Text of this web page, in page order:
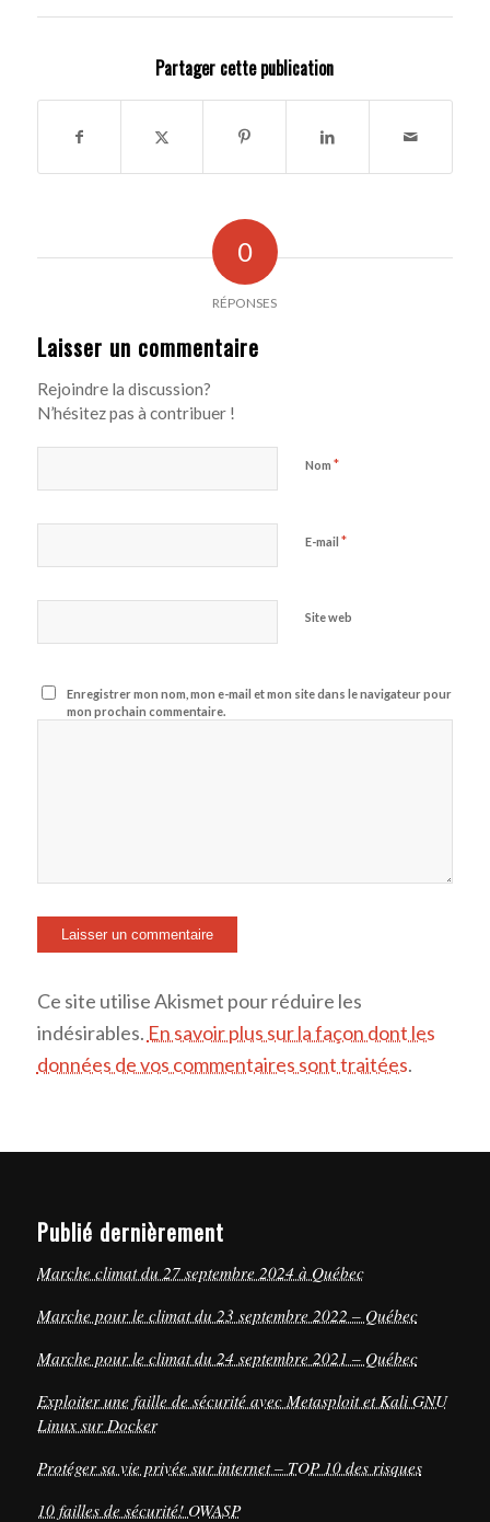
Partager cette publication
0
RÉPONSES
Laisser un commentaire
Rejoindre la discussion?
N’hésitez pas à contribuer !
Nom *
E-mail *
Site web
Enregistrer mon nom, mon e-mail et mon site dans le navigateur pour
mon prochain commentaire.
Ce site utilise Akismet pour réduire les
indésirables. En savoir plus sur la façon dont les
données de vos commentaires sont traitées.
Publié dernièrement
Marche climat du 27 septembre 2024 à Québec
Marche pour le climat du 23 septembre 2022 – Québec
Marche pour le climat du 24 septembre 2021 – Québec
Exploiter une faille de sécurité avec Metasploit et Kali GNU
Linux sur Docker
Protéger sa vie privée sur internet – TOP 10 des risques
10 failles de sécurité! OWASP